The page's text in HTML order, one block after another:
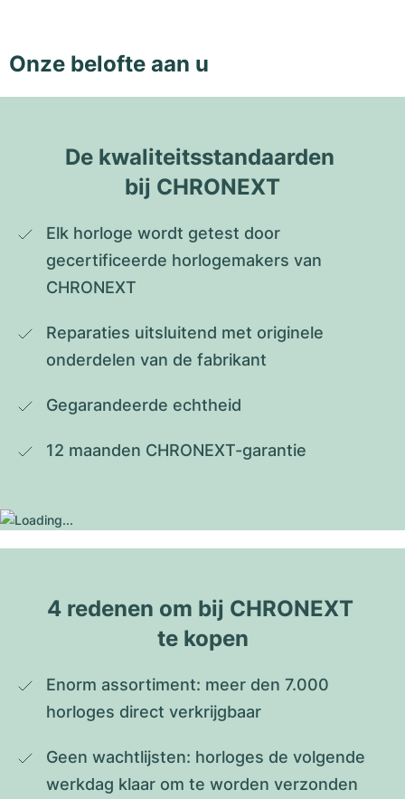
Onze belofte aan u
De kwaliteitsstandaarden
bij CHRONEXT
Elk horloge wordt getest door
gecertificeerde horlogemakers van
CHRONEXT
Reparaties uitsluitend met originele
onderdelen van de fabrikant
Gegarandeerde echtheid
12 maanden CHRONEXT-garantie
4 redenen om bij CHRONEXT
te kopen
Enorm assortiment: meer den 7.000
horloges direct verkrijgbaar
Geen wachtlijsten: horloges de volgende
werkdag klaar om te worden verzonden